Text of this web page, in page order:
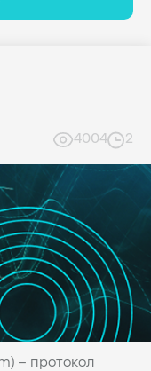
4004 2
– протокол